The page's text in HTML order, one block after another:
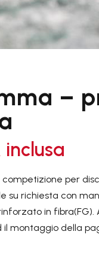

–
inclusa
per
su richiesta con
in fibra(FG).
montaggio della